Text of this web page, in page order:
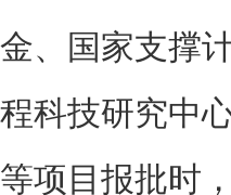
金、国家支撑
程科技研究中
等项目报批时